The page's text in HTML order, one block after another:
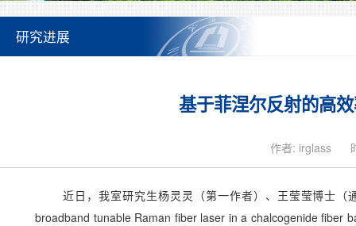
研究进展
基于菲涅尔反射的高
作者: irglass
近日，我室研究生杨灵灵（第一作者）、王莹莹博士（
broadband tunable Raman fiber laser in a chalcogenide fiber